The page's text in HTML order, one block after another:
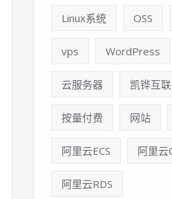
Linux系统 OSS
vps WordPress
云服务器 凯铧互联
按量付费 网站
阿里云ECS 阿里云
阿里云RDS